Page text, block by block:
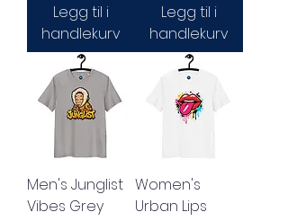
Legg til i
handlekurv
Legg til i
handlekurv
Men's Junglist
Vibes Grey
Women's
Urban Lips